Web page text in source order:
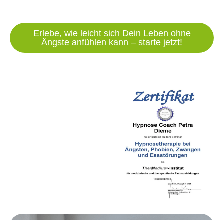
Erlebe, wie leicht sich Dein Leben ohne
Ängste anfühlen kann – starte jetzt!